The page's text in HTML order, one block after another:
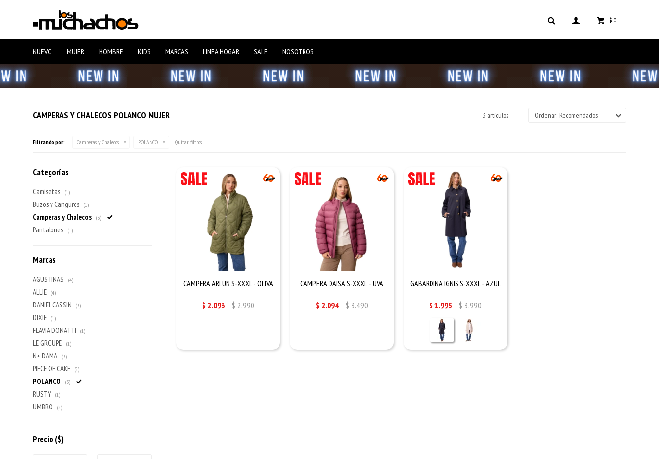
NUEVO MUJER HOMBRE KIDS MARCAS LINEA HOGAR SALE NOSOTROS
$ 0
CAMPERAS Y CHALECOS POLANCO MUJER 3 artículos Recomendados
Filtrando por: Camperas y Chalecos POLANCO Quitar filtros
CAMPERA ARLUN S-XXXL - OLIVA
$ 2.093 $2.990
CAMPERA DAISA S-XXXL - UVA
$ 2.094 $3.490
GABARDINA IGNIS S-XXXL - AZUL
$ 1.995 $3.990
Categorías
Camisetas (1)
Buzos y Canguros (1)
Camperas y Chalecos (3)
Pantalones (1)
Marcas
AGUSTINAS (4)
ALLIE (4)
DANIEL CASSIN (3)
DIXIE (1)
FLAVIA DONATTI (1)
LE GROUPE (1)
N+ DAMA (3)
PIECE OF CAKE (5)
POLANCO (3)
RUSTY (1)
UMBRO (2)
Precio ($)